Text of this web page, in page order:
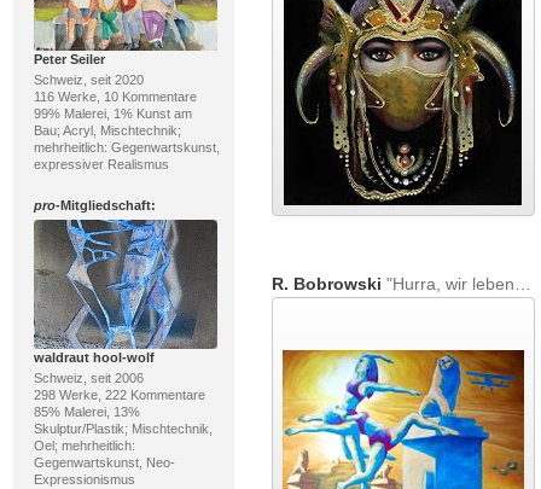
Peter Seiler
Schweiz, seit 2020
116 Werke, 10 Kommentare
99% Malerei, 1% Kunst am
Bau; Acryl, Mischtechnik;
mehrheitlich: Gegenwartskunst,
expressiver Realismus
pro-Mitgliedschaft:
waldraut hool-wolf
Schweiz, seit 2006
298 Werke, 222 Kommentare
85% Malerei, 13%
Skulptur/Plastik; Mischtechnik,
Oel; mehrheitlich:
Gegenwartskunst, Neo-
Expressionismus
R. Bobrowski "Hurra, wir leben noch"